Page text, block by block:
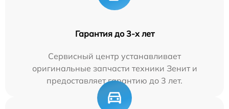
Гарантия до 3-х лет
Сервисный центр устанавливает
оригинальные запчасти техники Зенит и
предоставляет гарантию до 3 лет.